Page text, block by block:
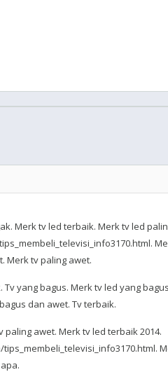
Merk tv led terbaik. Merk tv led
Merk tv paling awet.
Tv yang bagus. Merk tv led yang
dan awet. Tv terbaik.
paling awet. Merk tv led terbaik 2014.